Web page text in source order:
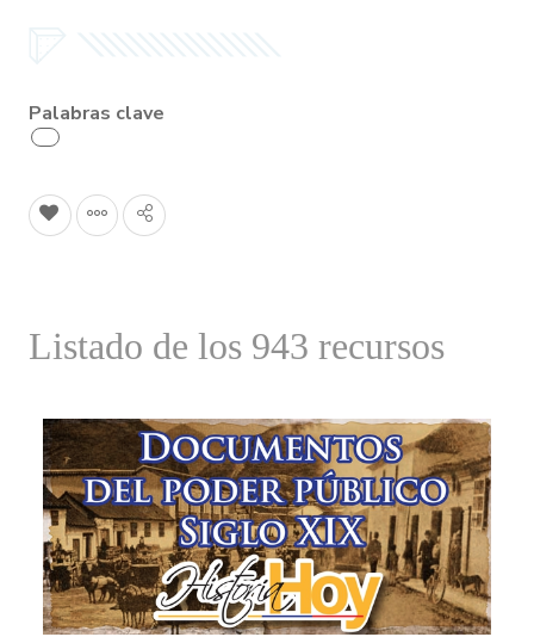
Palabras clave
Listado de los 943 recursos